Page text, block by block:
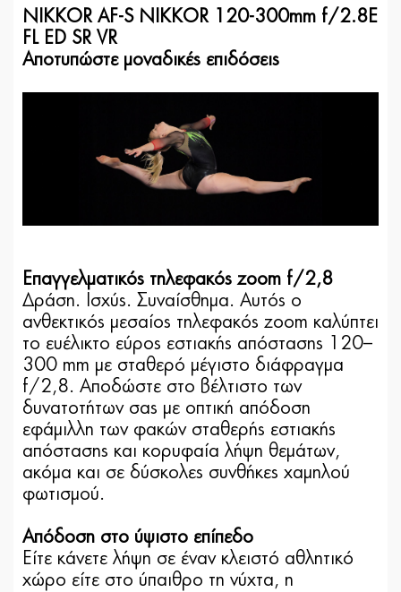
NIKKOR AF-S NIKKOR 120-300mm f/2.8E
FL ED SR VR
Αποτυπώστε μοναδικές επιδόσεις
Επαγγελματικός τηλεφακός zoom f/2,8
Δράση. Ισχύς. Συναίσθημα. Αυτός ο
ανθεκτικός μεσαίος τηλεφακός zoom καλύπτει
το ευέλικτο εύρος εστιακής απόστασης 120–
300 mm με σταθερό μέγιστο διάφραγμα
f/2,8. Αποδώστε στο βέλτιστο των
δυνατοτήτων σας με οπτική απόδοση
εφάμιλλη των φακών σταθερής εστιακής
απόστασης και κορυφαία λήψη θεμάτων,
ακόμα και σε δύσκολες συνθήκες χαμηλού
φωτισμού.
Απόδοση στο ύψιστο επίπεδο
Είτε κάνετε λήψη σε έναν κλειστό αθλητικό
χώρο είτε στο ύπαιθρο τη νύχτα, η